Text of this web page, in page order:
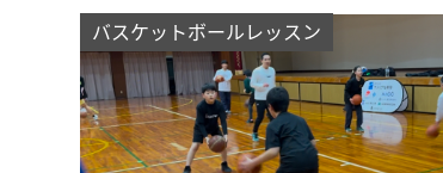
バスケットボールレッスン